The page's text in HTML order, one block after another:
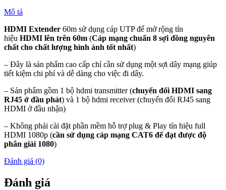
Mô tả
HDMI Extender 60m sử dụng cáp UTP để mở rộng tín
hiệu HDMI lên trên 60m (Cáp mạng chuẩn 8 sợi đồng nguyên
chất cho chất lượng hình ảnh tốt nhất)
– Đây là sản phẩm cao cấp chỉ cần sử dụng một sợi dây mạng giúp
tiết kiệm chi phí và dễ dàng cho việc đi dây.
– Sản phẩm gồm 1 bộ hdmi transmitter (chuyển đổi HDMI sang
RJ45 ở đầu phát) và 1 bộ hdmi receiver (chuyển đổi RJ45 sang
HDMI ở đầu nhận)
– Không phải cài đặt phần mềm hỗ trợ plug & Play tín hiệu full
HDMI 1080p (cần sử dụng cáp mạng CAT6 để đạt được độ
phân giải 1080)
Đánh giá (0)
Đánh giá